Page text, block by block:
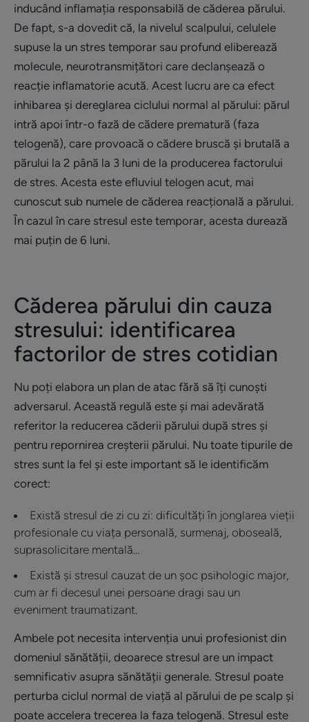
inducând inflamația responsabilă de căderea părului.
De fapt, s-a dovedit că, la nivelul scalpului, celulele
supuse la un stres temporar sau profund eliberează
molecule, neurotransmițători care declanșează o
reacție inflamatorie acută. Acest lucru are ca efect
inhibarea și dereglarea ciclului normal al părului: părul
intră apoi într-o fază de cădere prematură (faza
telogenă), care provoacă o cădere bruscă și brutală a
părului la 2 până la 3 luni de la producerea factorului
de stres. Acesta este efluviul telogen acut, mai
cunoscut sub numele de căderea reacțională a părului.
În cazul în care stresul este temporar, acesta durează
mai puțin de 6 luni.
Căderea părului din cauza
stresului: identificarea
factorilor de stres cotidian
Nu poți elabora un plan de atac fără să îți cunoști
adversarul. Această regulă este și mai adevărată
referitor la reducerea căderii părului după stres și
pentru repornirea creșterii părului. Nu toate tipurile de
stres sunt la fel și este important să le identificăm
corect:
Există stresul de zi cu zi: dificultăți în jonglarea vieții
profesionale cu viața personală, surmenaj, oboseală,
suprasolicitare mentală...
Există și stresul cauzat de un șoc psihologic major,
cum ar fi decesul unei persoane dragi sau un
eveniment traumatizant.
Ambele pot necesita intervenția unui profesionist din
domeniul sănătății, deoarece stresul are un impact
semnificativ asupra sănătății generale. Stresul poate
perturba ciclul normal de viață al părului de pe scalp și
poate accelera trecerea la faza telogenă. Stresul este